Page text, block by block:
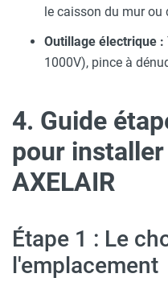
le caisson du mur ou
Outillage électrique :
1000V), pince à
4. Guide
pour
AXELAIR
Étape 1 : Le
l'emplacement